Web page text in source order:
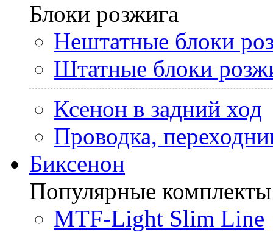
Блоки розжига
Нештатные блоки
Штатные блоки
Ксенон в задний ход
Проводка,
Биксенон
Популярные комплекты
MTF-Light Slim Line